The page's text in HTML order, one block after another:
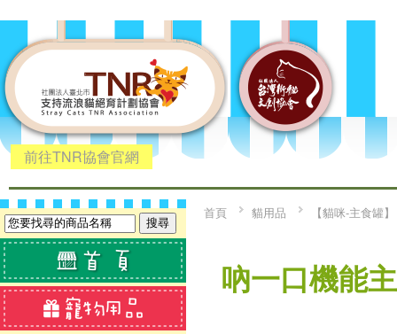
前往TNR協會官網
首頁 貓用品 【貓咪-主食罐】
吶一口機能